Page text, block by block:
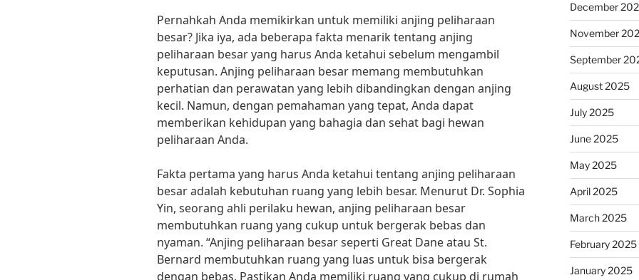
Pernahkah Anda memikirkan untuk memiliki anjing peliharaan
besar? Jika iya, ada beberapa fakta menarik tentang anjing
peliharaan besar yang harus Anda ketahui sebelum mengambil
keputusan. Anjing peliharaan besar memang membutuhkan
perhatian dan perawatan yang lebih dibandingkan dengan anjing
kecil. Namun, dengan pemahaman yang tepat, Anda dapat
memberikan kehidupan yang bahagia dan sehat bagi hewan
peliharaan Anda.
Fakta pertama yang harus Anda ketahui tentang anjing peliharaan
besar adalah kebutuhan ruang yang lebih besar. Menurut Dr. Sophia
Yin, seorang ahli perilaku hewan, anjing peliharaan besar
membutuhkan ruang yang cukup untuk bergerak bebas dan
nyaman. “Anjing peliharaan besar seperti Great Dane atau St.
Bernard membutuhkan ruang yang luas untuk bisa bergerak
dengan bebas. Pastikan Anda memiliki ruang yang cukup di rumah
December
November
September
August 2025
July 2025
June 2025
May 2025
April 2025
March 2025
February 2025
January 2025